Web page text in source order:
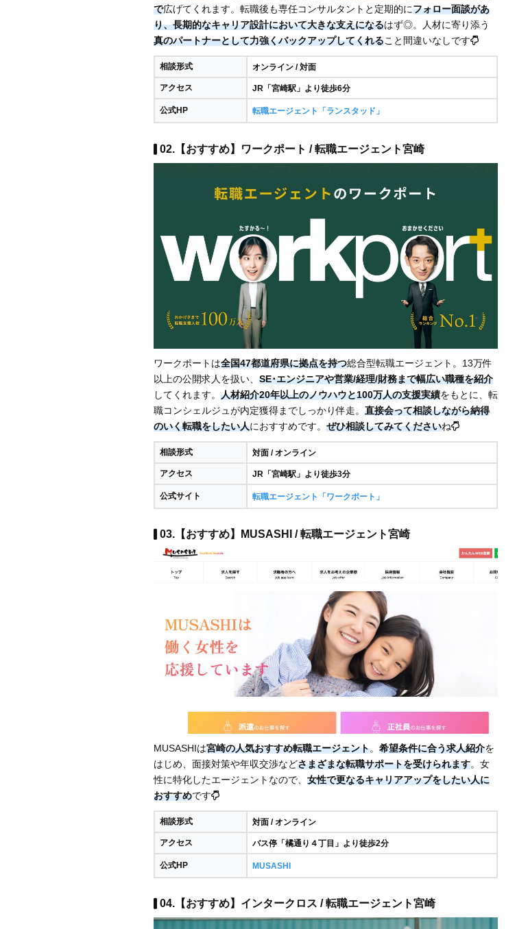
で広げてくれます。転職後も専任コンサルタントと定期的にフォロー面談があ
り、長期的なキャリア設計において大きな支えになるはず◎。人材に寄り添う
真のパートナーとして力強くバックアップしてくれること間違いなしです
相談形式 オンライン / 対面
アクセス JR「宮崎駅」より徒歩6分
公式HP 転職エージェント「ランスタッド」
02.【おすすめ】ワークポート / 転職エージェント宮崎
ワークポートは全国47都道府県に拠点を持つ総合型転職エージェント。13万件
以上の公開求人を扱い、 SE･エンジニアや営業/経理/財務まで幅広い職種を紹介
してくれます。 人材紹介20年以上のノウハウと100万人の支援実績をもとに、転
職コンシェルジュが内定獲得までしっかり伴走。 直接会って相談しながら納得
のいく転職をしたい人におすすめです。 ぜひ相談してみてくださいね
相談形式 対面 / オンライン
アクセス JR「宮崎駅」より徒歩3分
公式サイト 転職エージェント「ワークポート」
03.【おすすめ】MUSASHI / 転職エージェント宮崎
MUSASHIは宮崎の人気おすすめ転職エージェント。 希望条件に合う求人紹介を
はじめ、面接対策や年収交渉などさまざまな転職サポートを受けられます。女
性に特化したエージェントなので、 女性で更なるキャリアアップをしたい人に
おすすめです
相談形式 対面 / オンライン
アクセス バス停「橘通り４丁目」より徒歩2分
公式HP MUSASHI
04.【おすすめ】インタークロス / 転職エージェント宮崎